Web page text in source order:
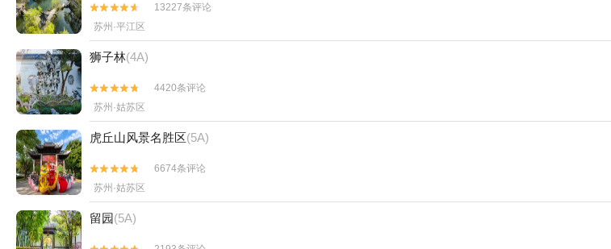


13227条评论
苏州·平江区
狮子林(4A)


4420条评论
苏州·姑苏区
虎丘山风景名胜区(5A)


6674条评论
苏州·姑苏区
留园(5A)